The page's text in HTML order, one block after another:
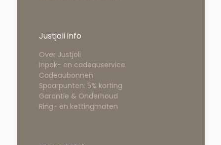
Justjoli info
Over Justjoli
Inpak- en cadeauservice
Cadeaubonnen
Spaarpunten: 5% korting
Garantie & Onderhoud
Ring- en kettingmaten